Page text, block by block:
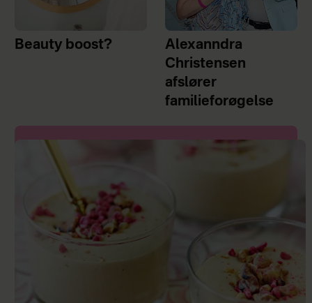
Beauty boost?
Alexanndra
Christensen
afslører
familieforøgelse